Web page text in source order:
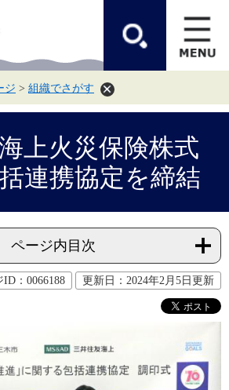
ジ > 組織でさがす
上火災保険株式
連携協定を締結
ページ内目次
ID：0066188 更新日：2024年2月5日更新